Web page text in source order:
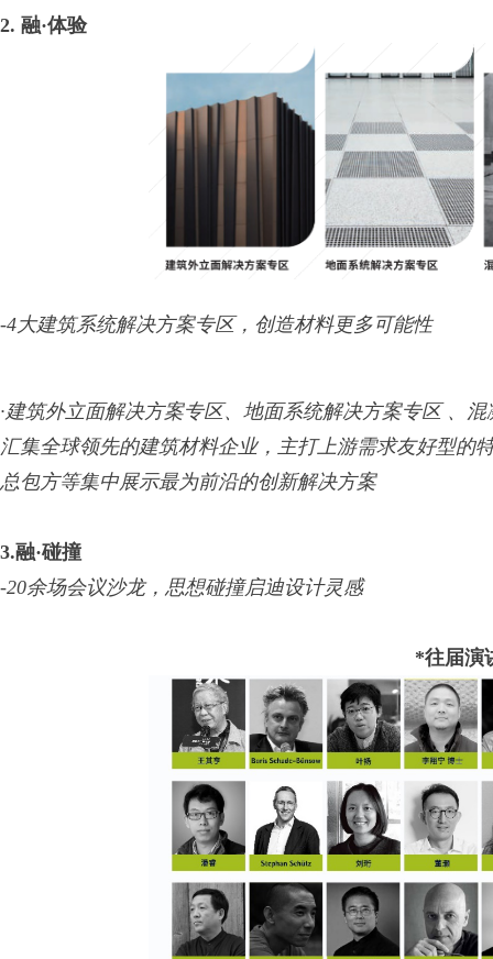
2. 融·体验
-4大建筑系统解决方案专区 ，创造材料更多可能性
·建筑外立面解决方案专区、地面系统解决方案专区 、
汇集全球领先的建筑材料企业，主打上游需求友好型的
总包方等集中展示最为前沿的创新解决方案
3.融·碰撞
-20余场会议沙龙，思想碰撞启迪设计灵感
*往届演